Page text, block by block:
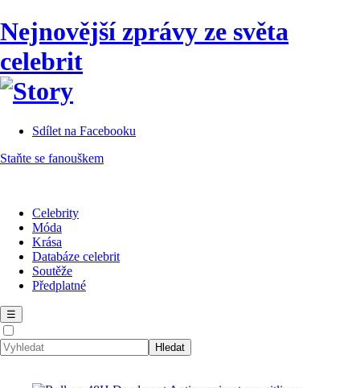
Nejnovější zprávy ze světa
celebrit
Sdílet na Facebooku
Staňte se fanouškem
Celebrity
Móda
Krása
Databáze celebrit
Soutěže
Předplatné
☰